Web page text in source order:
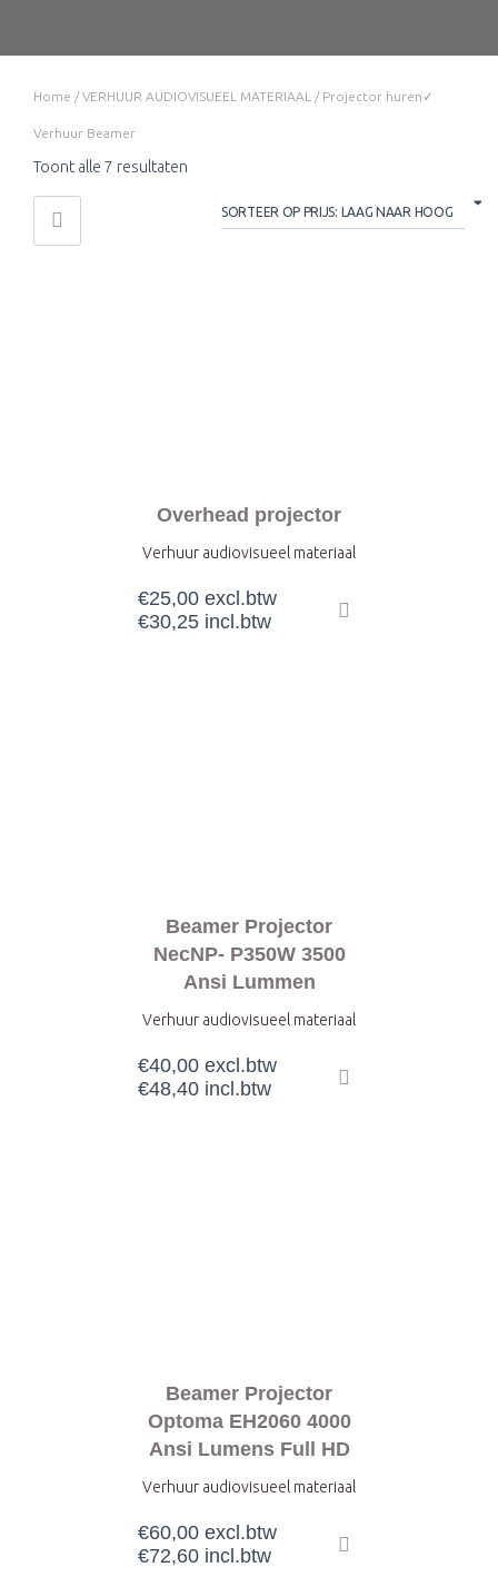
Home /VERHUUR AUDIOVISUEEL MATERIAAL / Projector huren✓
Verhuur Beamer
Toont alle 7 resultaten
Overhead projector
Verhuur audiovisueel materiaal
€25,00 excl.btw
€30,25 incl.btw
Beamer Projector
NecNP- P350W 3500
Ansi Lummen
Verhuur audiovisueel materiaal
€40,00 excl.btw
€48,40 incl.btw
Beamer Projector
Optoma EH2060 4000
Ansi Lumens Full HD
Verhuur audiovisueel materiaal
€60,00 excl.btw
€72,60 incl.btw